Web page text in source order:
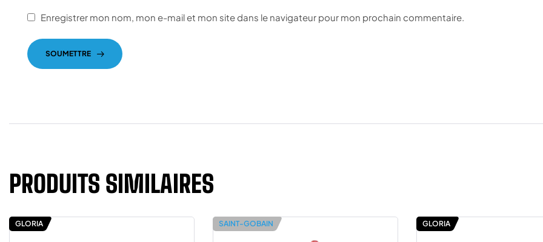
Enregistrer mon nom, mon e-mail et mon site dans le navigateur pour mon prochain commentaire.
SOUMETTRE
PRODUITS SIMILAIRES
GLORIA SAINT-GOBAIN GLORIA